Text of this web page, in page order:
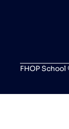
FHOP